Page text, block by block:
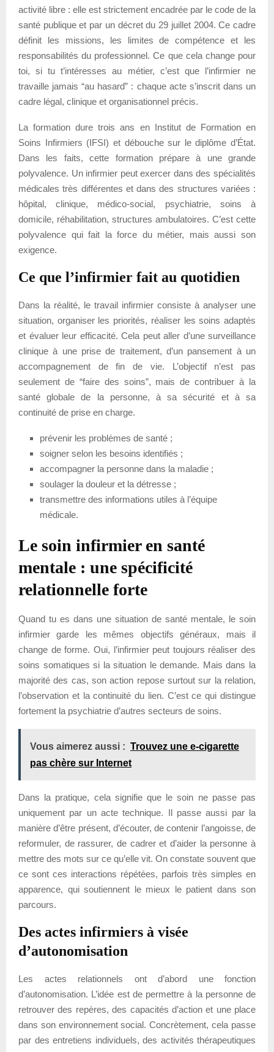
activité libre : elle est strictement encadrée par le code de la
santé publique et par un décret du 29 juillet 2004. Ce cadre
définit les missions, les limites de compétence et les
responsabilités du professionnel. Ce que cela change pour
toi, si tu t’intéresses au métier, c’est que l’infirmier ne
travaille jamais “au hasard” : chaque acte s’inscrit dans un
cadre légal, clinique et organisationnel précis.
La formation dure trois ans en Institut de Formation en
Soins Infirmiers (IFSI) et débouche sur le diplôme d’État.
Dans les faits, cette formation prépare à une grande
polyvalence. Un infirmier peut exercer dans des spécialités
médicales très différentes et dans des structures variées :
hôpital, clinique, médico-social, psychiatrie, soins à
domicile, réhabilitation, structures ambulatoires. C’est cette
polyvalence qui fait la force du métier, mais aussi son
exigence.
Ce que l’infirmier fait au quotidien
Dans la réalité, le travail infirmier consiste à analyser une
situation, organiser les priorités, réaliser les soins adaptés
et évaluer leur efficacité. Cela peut aller d’une surveillance
clinique à une prise de traitement, d’un pansement à un
accompagnement de fin de vie. L’objectif n’est pas
seulement de “faire des soins”, mais de contribuer à la
santé globale de la personne, à sa sécurité et à sa
continuité de prise en charge.
prévenir les problèmes de santé ;
soigner selon les besoins identifiés ;
accompagner la personne dans la maladie ;
soulager la douleur et la détresse ;
transmettre des informations utiles à l’équipe
médicale.
Le soin infirmier en santé
mentale : une spécificité
relationnelle forte
Quand tu es dans une situation de santé mentale, le soin
infirmier garde les mêmes objectifs généraux, mais il
change de forme. Oui, l’infirmier peut toujours réaliser des
soins somatiques si la situation le demande. Mais dans la
majorité des cas, son action repose surtout sur la relation,
l’observation et la continuité du lien. C’est ce qui distingue
fortement la psychiatrie d’autres secteurs de soins.
Vous aimerez aussi : Trouvez une e-cigarette
pas chère sur Internet
Dans la pratique, cela signifie que le soin ne passe pas
uniquement par un acte technique. Il passe aussi par la
manière d’être présent, d’écouter, de contenir l’angoisse, de
reformuler, de rassurer, de cadrer et d’aider la personne à
mettre des mots sur ce qu’elle vit. On constate souvent que
ce sont ces interactions répétées, parfois très simples en
apparence, qui soutiennent le mieux le patient dans son
parcours.
Des actes infirmiers à visée
d’autonomisation
Les actes relationnels ont d’abord une fonction
d’autonomisation. L’idée est de permettre à la personne de
retrouver des repères, des capacités d’action et une place
dans son environnement social. Concrètement, cela passe
par des entretiens individuels, des activités thérapeutiques